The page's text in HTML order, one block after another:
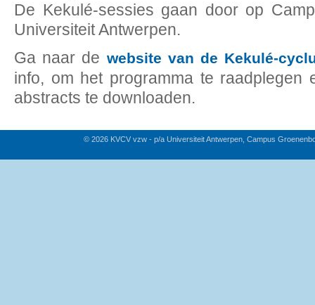
De Kekulé-sessies gaan door op
Universiteit Antwerpen.
Ga naar de website van de Kekulé-
info, om het programma te raadplegen
abstracts te downloaden.
© 2026 KVCV vzw - p/a Universiteit Antwerpen, Campus